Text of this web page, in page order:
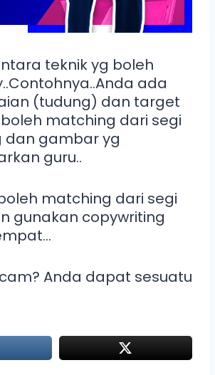
teknik yg boleh
ada
(tudung) dan target
matching dari segi
dan gambar yg
guru..
matching dari segi
gunakan copywriting
Anda dapat sesuatu